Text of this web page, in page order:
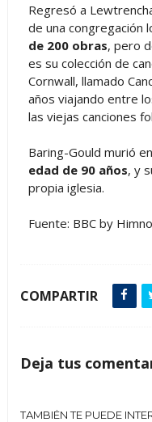
Regresó a
de una congregación
de 200 obras, pero
es su colección de
Cornwall, llamado
años viajando entre
las viejas canciones
Baring-Gould murió
edad de 90 años, y
propia iglesia.
Fuente: BBC by
COMPARTIR
Deja tus
TAMBIÉN TE PUEDE